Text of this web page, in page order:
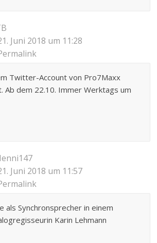
Juni 2018 um 11:28
Twitter-Account von Pro7Maxx
Ab dem 22.10. Immer Werktags um
Juni 2018 um 11:57
als Synchronsprecher in einem
Karin Lehmann